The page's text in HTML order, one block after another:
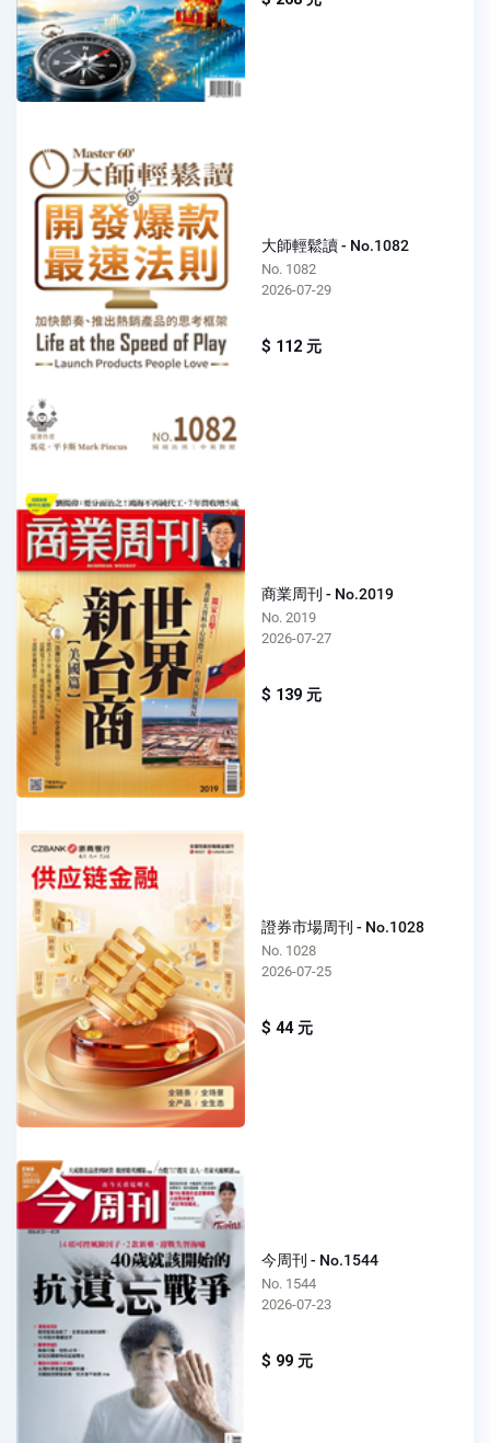
大師輕鬆讀 - No.1082
No. 1082
2026-07-29
$ 112 元
商業周刊 - No.2019
No. 2019
2026-07-27
$ 139 元
證券市場周刊 - No.1028
No. 1028
2026-07-25
$ 44 元
今周刊 - No.1544
No. 1544
2026-07-23
$ 99 元